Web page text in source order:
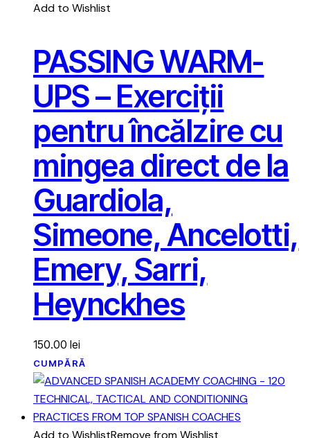
Add to Wishlist
PASSING WARM-
UPS – Exerciții
pentru încălzire cu
mingea direct de la
Guardiola,
Simeone, Ancelotti,
Emery, Sarri,
Heynckhes
150.00 lei
CUMPĂRĂ
Add to WishlistRemove from Wishlist